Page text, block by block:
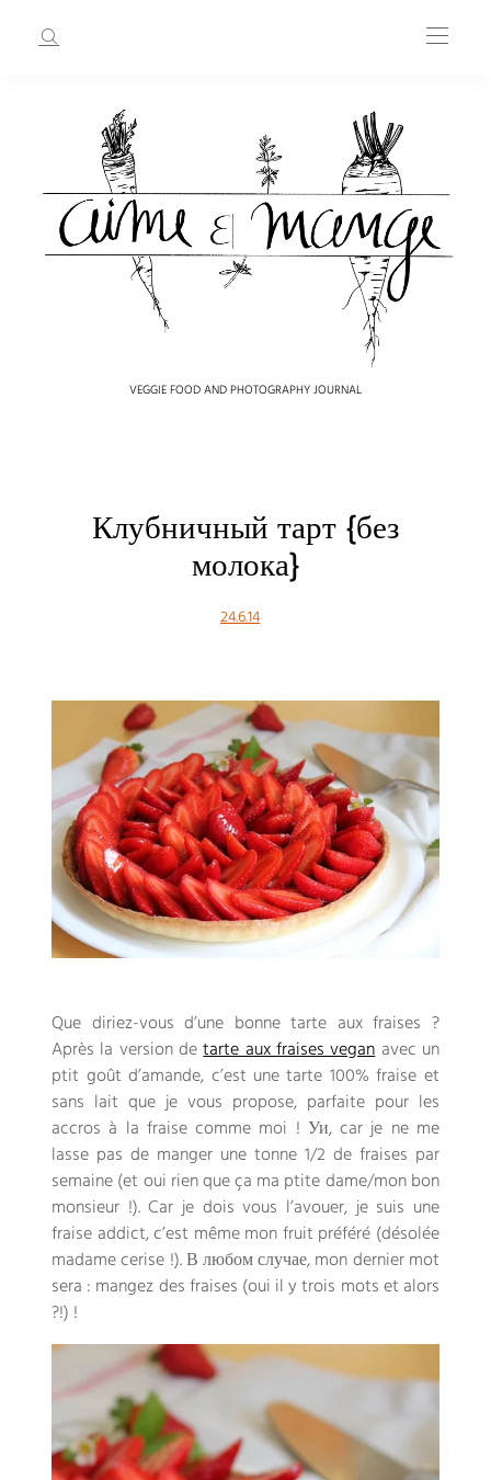
VEGGIE FOOD AND PHOTOGRAPHY JOURNAL
Клубничный тарт {без
молока}
24.6.14
Que diriez-vous d’une bonne tarte aux fraises ?
Après la version de tarte aux fraises vegan avec un
ptit goût d’amande, c’est une tarte 100%fraise et
sans lait que je vous propose, parfaite pour les
accros à la fraise comme moi ! Уи,car je ne me
lasse pas de manger une tonne1/2 de fraises par
semaine(et oui rien que ça ma ptite dame/mon bon
monsieur !).Car je dois vous l’avouer,je suis une
fraise addict,c’est même mon fruit préféré (désolée
madame cerise !). В любом случае,mon dernier mot
sera : mangez des fraises (oui il y trois mots et alors
?!) !